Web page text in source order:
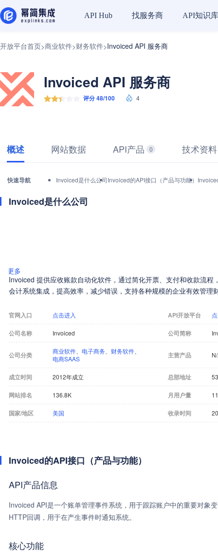
API Hub 找服务商 API知识库
开放平台首页>商业软件>财务软件>Invoiced API 服务商
Invoiced API 服务商
评分 48/100 4
概述 网站数据 API产品 0 技术资料
快速导航 Invoiced是什么公司Invoiced的API接口（产品与功能）
Invoiced是什么公司
更多
Invoiced 提供应收账款自动化软件，通过简化开票、支付和收款流程
会计系统集成，提高效率，减少错误，支持各种规模的企业有效管理
官网入口 点击进入 API开放平台
公司名称 Invoiced 公司简称
公司分类 商业软件 电子商务 财务软件
电商SAAS
主营产品
成立时间 2012年成立 总部地址
网站排名 136.8K 月用户量
国家/地区 美国 收录时间
Invoiced的API接口（产品与功能）
API产品信息
Invoiced API是一个账单管理事件系统，用于跟踪账户中的重要对象
HTTP回调，用于在产生事件时通知系统。
核心功能